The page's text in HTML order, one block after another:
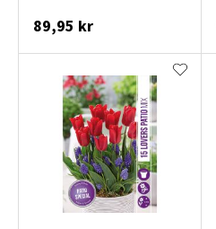
89,95 kr